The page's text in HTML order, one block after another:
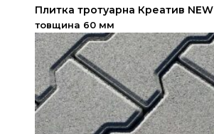
Плитка тротуарна Креатив NEW
товщина 60 мм